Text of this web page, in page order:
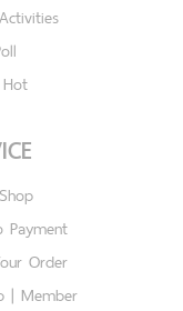
Payment
Order
| Member